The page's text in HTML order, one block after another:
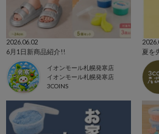
2026.06.02
6月1日新商品紹介!!
イオンモール札幌発寒店
イオンモール札幌発寒店
3COINS
夏を